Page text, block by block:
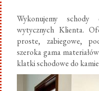
Wykonujemy schody
wytycznych Klienta.
proste, zabiegowe,
szeroka gama
klatki schodowe do